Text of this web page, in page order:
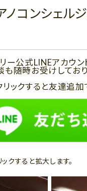
ノコンシェル
ー公式LINEアカウ
も随時お受けしてお
ックすると友達追加
クすると拡大します。